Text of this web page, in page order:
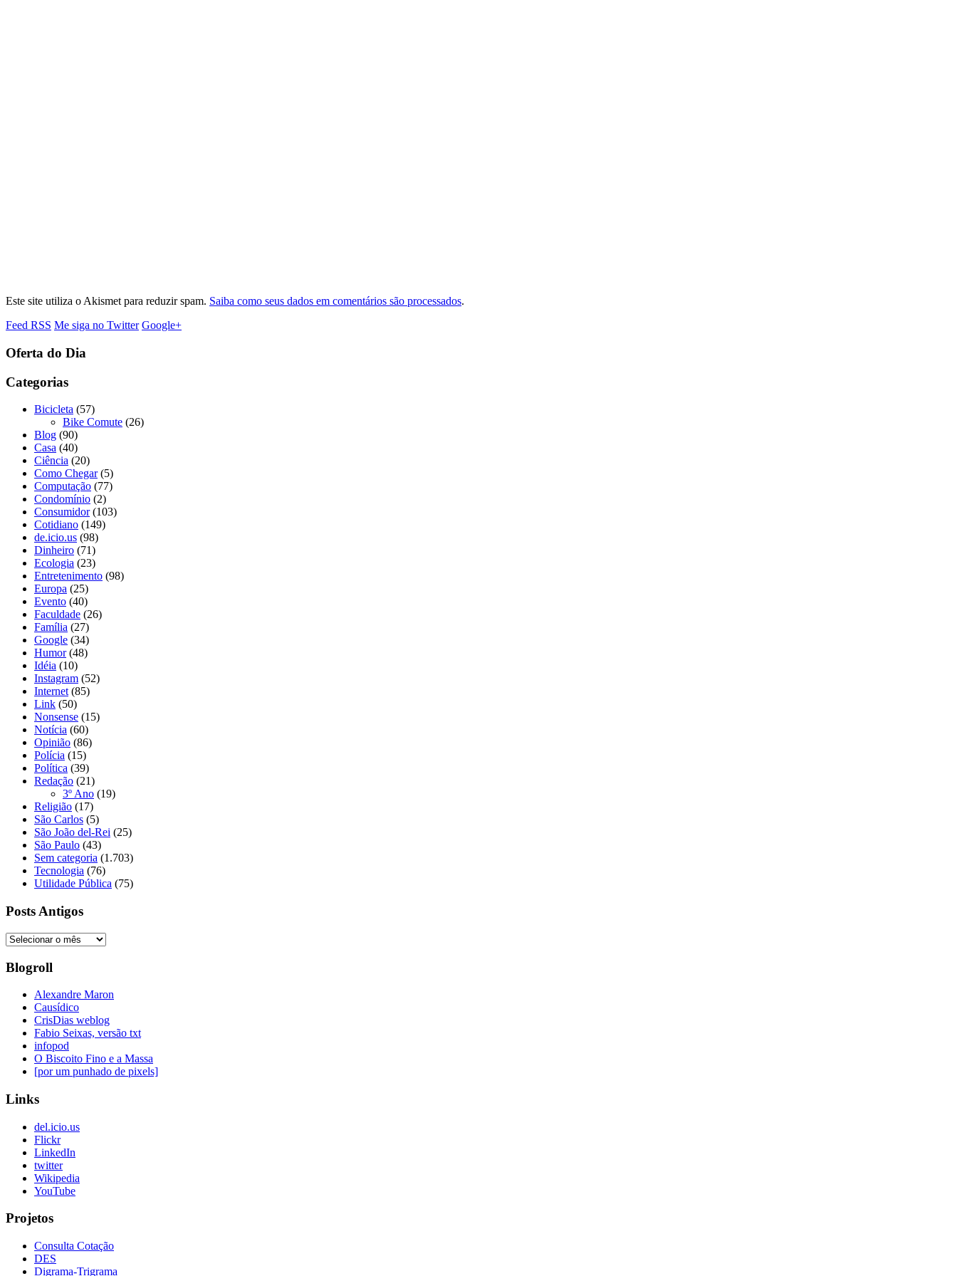
Este site utiliza o Akismet para reduzir spam. Saiba como seus dados em comentários são processados.
Feed RSS Me siga no Twitter Google+
Oferta do Dia
Categorias
Bicicleta (57)
Bike Comute (26)
Blog (90)
Casa (40)
Ciência (20)
Como Chegar(5)
Computação (77)
Condomínio (2)
Consumidor(103)
Cotidiano (149)
de.icio.us (98)
Dinheiro (71)
Ecologia (23)
Entretenimento (98)
Europa (25)
Evento (40)
Faculdade (26)
Família (27)
Google (34)
Humor(48)
Idéia (10)
Instagram (52)
Internet (85)
Link (50)
Nonsense (15)
Notícia (60)
Opinião (86)
Polícia (15)
Política (39)
Redação (21)
3º Ano (19)
Religião (17)
São Carlos (5)
São João del-Rei (25)
São Paulo (43)
Sem categoria (1.703)
Tecnologia (76)
Utilidade Pública (75)
Posts Antigos
Posts
Blogroll
Alexandre Maron
Causídico
CrisDias weblog
Fabio Seixas, versão txt
infopod
O Biscoito Fino e a Massa
[por um punhado de pixels]
Links
del.icio.us
Flickr
LinkedIn
twitter
Wikipedia
YouTube
Projetos
Consulta Cotação
DES
Digrama-Trigrama